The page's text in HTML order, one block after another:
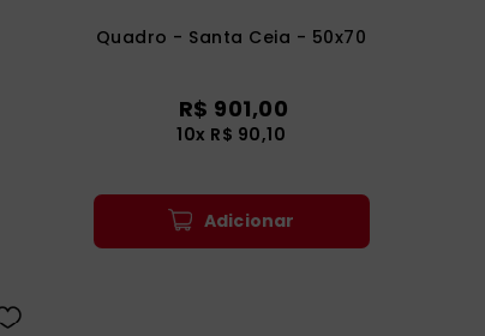
Quadro - Santa Ceia - 50x70
R$ 901,00
10x R$ 90,10
Adicionar